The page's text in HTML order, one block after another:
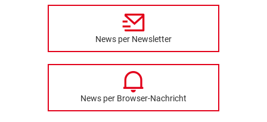
News per Newsletter
News per Browser-Nachricht